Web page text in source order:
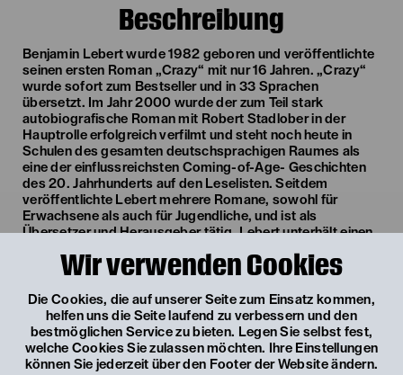
Wir verwenden Cookies
Die Cookies, die auf unserer Seite zum Einsatz kommen,
helfen uns die Seite laufend zu verbessern und den
bestmöglichen Service zu bieten. Legen Sie selbst fest,
welche Cookies Sie zulassen möchten. Ihre Einstellungen
können Sie jederzeit über den Footer der Website ändern.
Beschreibung
Benjamin Lebert wurde 1982 geboren und veröffentlichte
seinen ersten Roman „Crazy“ mit nur 16 Jahren. „Crazy“
wurde sofort zum Bestseller und in 33 Sprachen
übersetzt. Im Jahr 2000 wurde der zum Teil stark
autobiografische Roman mit Robert Stadlober in der
Hauptrolle erfolgreich verfilmt und steht noch heute in
Schulen des gesamten deutschsprachigen Raumes als
eine der einflussreichsten Coming-of-Age- Geschichten
des 20. Jahrhunderts auf den Leselisten. Seitdem
veröffentlichte Lebert mehrere Romane, sowohl für
Erwachsene als auch für Jugendliche, und ist als
Übersetzer und Herausgeber tätig. Lebert unterhält einen
Schriftsteller:innen wie beispielsweise Eva Menasse,
Niederösterreich eine Neuproduktion in der Saison 27/28.
Weitere Termine